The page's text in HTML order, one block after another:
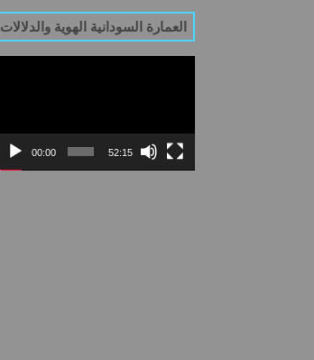
العمارة السودانية الهوية والدلالات
00:00 52:15